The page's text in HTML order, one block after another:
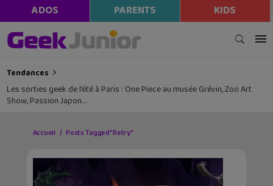
ADOS PARENTS KIDS
Tendances
Les sorties geek de l’été à Paris : One Piece au musée Grévin, Zoo Art
Show, Passion Japon…
Accueil Posts Tagged "Retry"